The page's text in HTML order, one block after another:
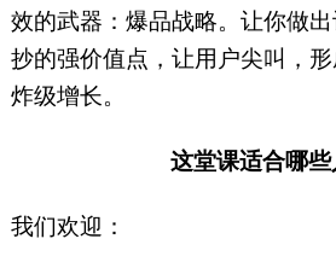
效的武器：爆品战略。让你做
抄的强价值点，让用户尖叫，
炸级增长。
这堂课适合哪些
我们欢迎：